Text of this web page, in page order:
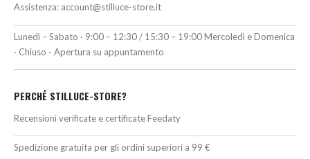
Assistenza: account@stilluce-store.it
Lunedì – Sabato · 9:00 – 12:30 / 15:30 – 19:00 Mercoledì e Domenica
· Chiuso - Apertura su appuntamento
PERCHÉ STILLUCE-STORE?
Recensioni verificate e certificate Feedaty
Spedizione gratuita per gli ordini superiori a 99 €